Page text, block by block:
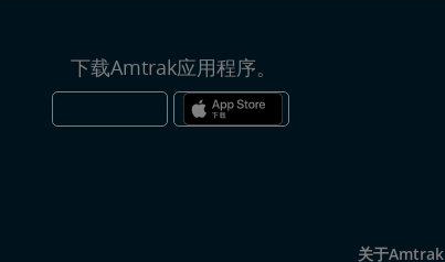
下载Amtrak应用程序。
关于Amtrak